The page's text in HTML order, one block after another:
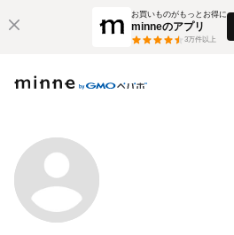
お買いものがもっとお得に
minneのアプリ
3万件以上